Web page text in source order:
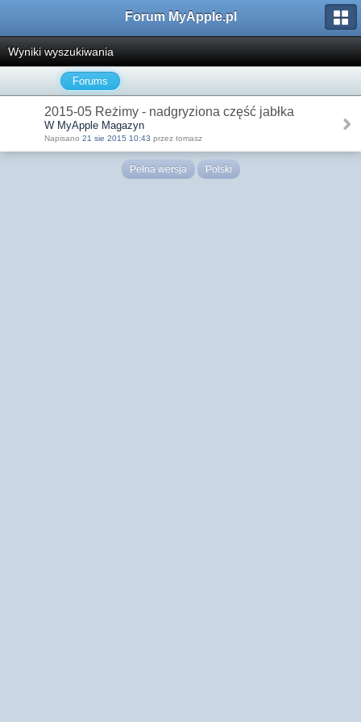
Forum MyApple.pl
Wyniki wyszukiwania
Forums
2015-05 Reżimy - nadgryziona część jabłka
W MyApple Magazyn
Napisano 21 sie 2015 10:43 przez tomasz
Pełna wersja Polski